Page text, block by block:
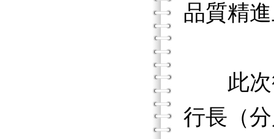
品質精
此次銜
行長（